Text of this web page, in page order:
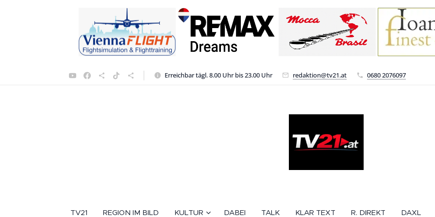
Erreichbar tägl. 8.00 Uhr bis 23.00 Uhr redaktion@tv21.at 0680 2076097
TV21 REGION IM BILD KULTUR DABEI TALK KLAR TEXT R. DIREKT DAXL